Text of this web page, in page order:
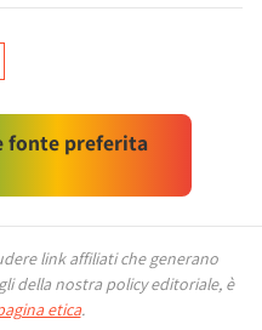
fonte preferita
link affiliati che generano
della nostra policy editoriale, è
etica.